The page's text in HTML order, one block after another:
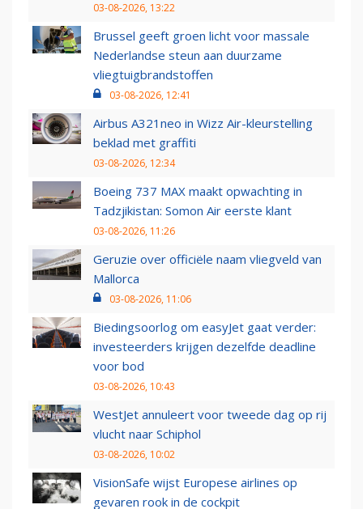
03-08-2026, 13:22
Brussel geeft groen licht voor massale
Nederlandse steun aan duurzame
vliegtuigbrandstoffen
03-08-2026, 12:41
Airbus A321neo in Wizz Air-kleurstelling
beklad met graffiti
03-08-2026, 12:34
Boeing 737 MAX maakt opwachting in
Tadzjikistan: Somon Air eerste klant
03-08-2026, 11:26
Geruzie over officiële naam vliegveld van
Mallorca
03-08-2026, 11:06
Biedingsoorlog om easyJet gaat verder:
investeerders krijgen dezelfde deadline
voor bod
03-08-2026, 10:43
WestJet annuleert voor tweede dag op rij
vlucht naar Schiphol
03-08-2026, 10:02
VisionSafe wijst Europese airlines op
gevaren rook in de cockpit